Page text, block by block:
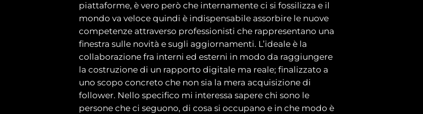
piattaforme, è vero però che internamente ci si fossilizza e il
mondo va veloce quindi è indispensabile assorbire le nuove
competenze attraverso professionisti che rappresentano una
finestra sulle novità e sugli aggiornamenti. L’ideale è la
collaborazione fra interni ed esterni in modo da raggiungere
la costruzione di un rapporto digitale ma reale; finalizzato a
uno scopo concreto che non sia la mera acquisizione di
follower. Nello specifico mi interessa sapere chi sono le
persone che ci seguono, di cosa si occupano e in che modo è